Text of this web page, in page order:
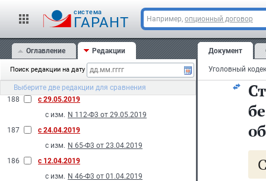
cистема
ГАРАНТ Например, опционный договор
Оглавление Редакции
Поиск редакции на дату
Выберите две редакции для сравнения
N 206-Ф3 от 26.07.2019
N 209-Ф3 от 26.07.2019
190
с 01.07.2019
с изм.
N 132-Ф3 от 06.06.2019
189
с 28.06.2019
с изм. N 146-Ф3 от 17.06.2019
188
с 29.05.2019
с изм. N 112-Ф3 от 29.05.2019
187
с 24.04.2019
с изм. N 65-Ф3 от 23.04.2019
186
с 12.04.2019
с изм. N 46-Ф3 от 01.04.2019
Документ